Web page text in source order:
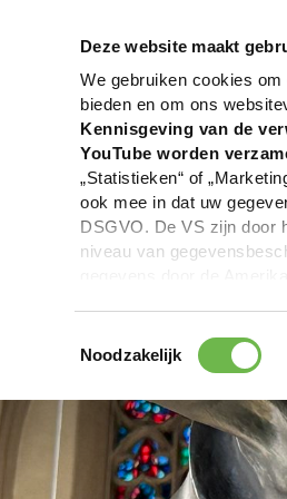
Deze website maakt
We gebruiken cookies
bieden en om ons
Kennisgeving van de
YouTube worden
„Statistieken“ of
ook mee in dat uw
DSGVO. De VS zijn door
niveau van
overdracht niet
We geven u hier graag
Toestemmingsselectie
Noodzakelijk